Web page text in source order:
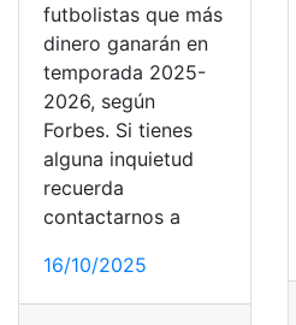
futbolistas que más
dinero ganarán en
temporada 2025-
2026, según
Forbes. Si tienes
alguna inquietud
recuerda
contactarnos a
16/10/2025